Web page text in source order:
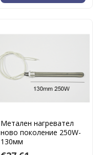
Метален нагревател
ново поколение 250W-
130мм